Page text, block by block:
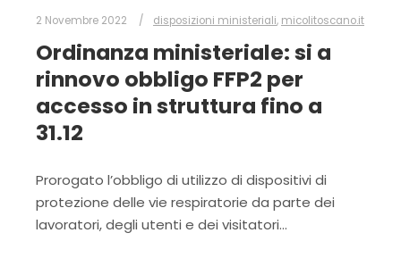
2 Novembre 2022 disposizioni ministeriali, micolitoscano.it
Ordinanza ministeriale: si a
rinnovo obbligo FFP2 per
accesso in struttura fino a
31.12
Prorogato l’obbligo di utilizzo di dispositivi di
protezione delle vie respiratorie da parte dei
lavoratori, degli utenti e dei visitatori…